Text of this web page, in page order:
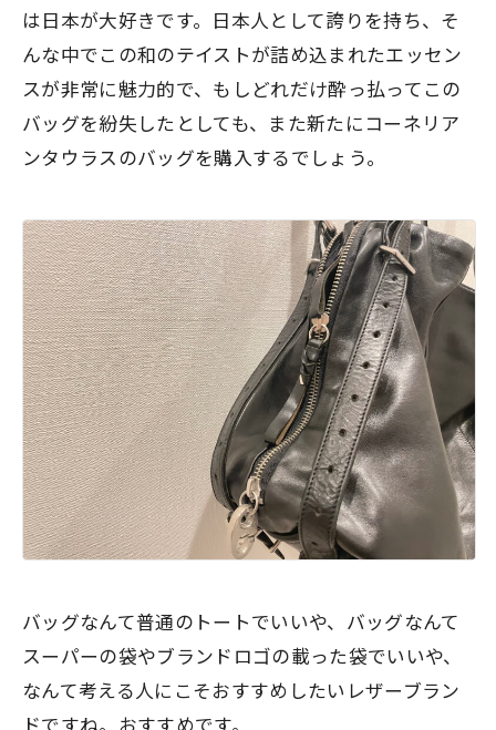
は日本が大好きです。日本人として誇りを持ち、そ
んな中でこの和のテイストが詰め込まれたエッセン
スが非常に魅力的で、もしどれだけ酔っ払ってこの
バッグを紛失したとしても、また新たにコーネリア
ンタウラスのバッグを購入するでしょう。
バッグなんて普通のトートでいいや、バッグなんて
スーパーの袋やブランドロゴの載った袋でいいや、
なんて考える人にこそおすすめしたいレザーブラン
ドですね。おすすめです。